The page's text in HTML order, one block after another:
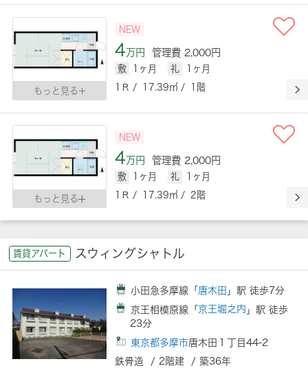
もっと見る
NEW
4万円 管理費 2,000円
敷 1ヶ月 礼
1ヶ月
1Ｒ / 17.39㎡ / 1階
もっと見る
NEW
4万円 管理費 2,000円
敷 1ヶ月 礼
1ヶ月
1Ｒ / 17.39㎡ / 2階
賃貸アパート スウィングシャトル
小田急多摩線「 唐木田 」駅 徒歩7分
京王相模原線「京王堀之内 」駅 徒歩
23分
東京都多摩市唐木田１丁目44-2
鉄骨造 / 2階建 / 築36年